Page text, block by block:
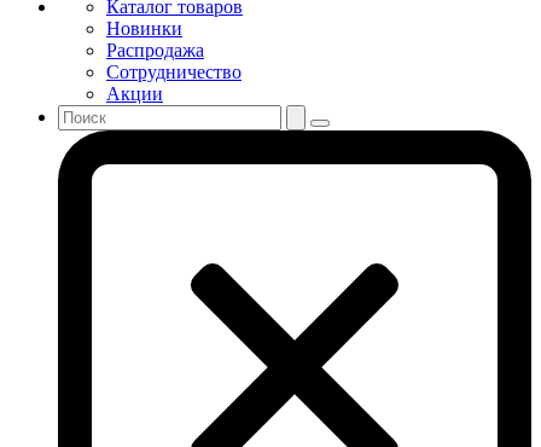
Каталог товаров
Новинки
Распродажа
Сотрудничество
Акции